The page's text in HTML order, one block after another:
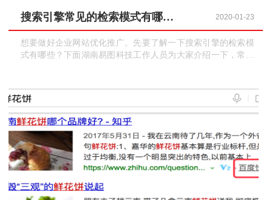
搜索引擎常见的检索模式有哪些？ 2020-01-23
想要做好企业网站优化推广。先要了解一下搜索引擎的检索模
式有哪些？下面湖南易图科技工作人员为大家介绍一下，常见